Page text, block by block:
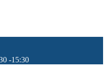
-15:30